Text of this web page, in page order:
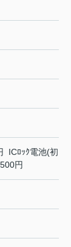
ICﾛｯｸ電池(初
円